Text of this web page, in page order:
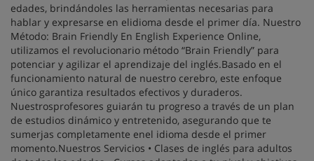
edades, brindándoles las herramientas necesarias para
hablar y expresarse en elidioma desde el primer día. Nuestro
Método: Brain Friendly En English Experience Online,
utilizamos el revolucionario método “Brain Friendly” para
potenciar y agilizar el aprendizaje del inglés.Basado en el
funcionamiento natural de nuestro cerebro, este enfoque
único garantiza resultados efectivos y duraderos.
Nuestrosprofesores guiarán tu progreso a través de un plan
de estudios dinámico y entretenido, asegurando que te
sumerjas completamente enel idioma desde el primer
momento.Nuestros Servicios • Clases de inglés para adultos